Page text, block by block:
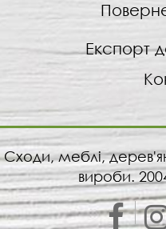
Експорт
Сходи, меблі,
вироби.